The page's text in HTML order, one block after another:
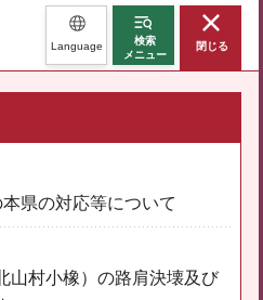
Language
検索
メニュー
閉じる
県の対応等について
山村小橡）の路肩決壊及び